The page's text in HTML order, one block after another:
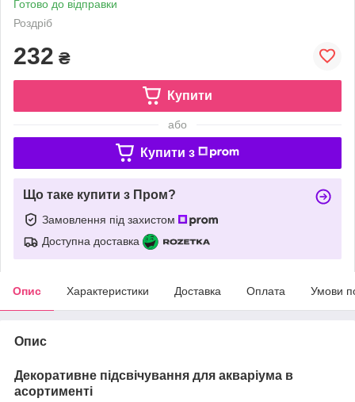
Готово до відправки
Роздріб
232 ₴
Купити
або
Купити з
Що таке купити з Пром?
Замовлення під захистом
Доступна доставка
Опис Характеристики Доставка Оплата Умови
Опис
Декоративне підсвічування для акваріума в
асортименті